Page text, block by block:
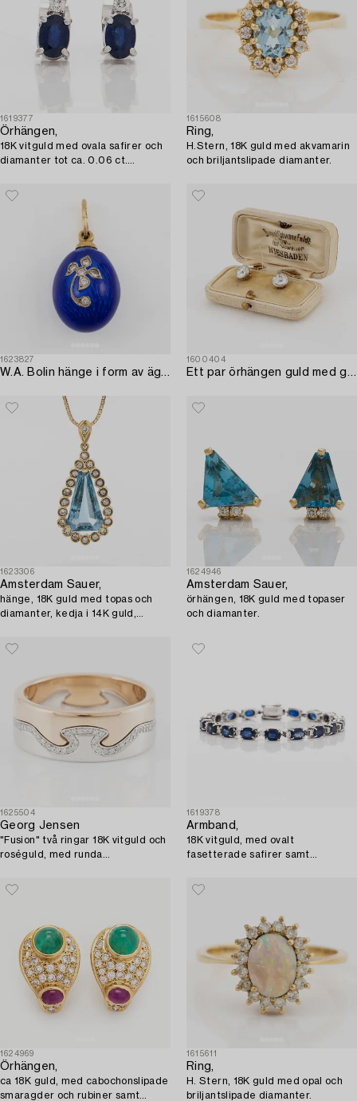
1619377
Örhängen,
18K vitguld med ovala safirer och
diamanter tot ca. 0.06 ct.
1615608
Ring,
H.Stern, 18K guld med akvamarin
och briljantslipade diamanter.
1623827
W.A. Bolin hänge i form av ägg 18K guld och silver med emalj med runda briljantslipade diamanter.
1600404
Ett par örhängen guld med gammalslipade diamanter.
1623306
Amsterdam Sauer,
hänge, 18K guld med topas och
diamanter, kedja i 14K guld,
1624946
Amsterdam Sauer,
örhängen, 18K guld med topaser
och diamanter.
1625504
Georg Jensen
"Fusion" två ringar 18K vitguld och
roséguld, med runda
1619378
Armband,
18K vitguld, med ovalt
fasetterade safirer samt
Helsingfors 1999.
1624969
Örhängen,
ca 18K guld, med cabochonslipade
smaragder och rubiner samt
1615611
Ring,
H. Stern, 18K guld med opal och
briljantslipade diamanter.